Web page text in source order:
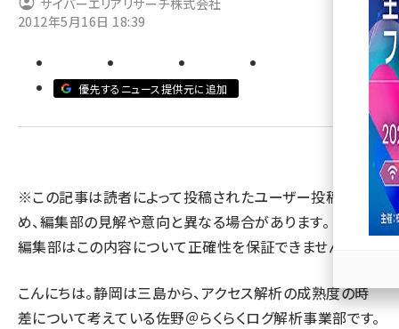
youtube (2434)
セミナー (2307)
z世代 (1622)
サイバーエリアリサーチ株式会社
2012年5月16日 18:39
優先するニュース提供元に追加
※この記事は読者によって投稿されたユーザー投稿のた
め、編集部の見解や意向と異なる場合があります。 また、
編集部はこの内容について正確性を保証できません。
こんにちは。静岡は三島から、アクセス解析の成熟度の時
差について考えている佐野＠らくらくログ解析事業部です。